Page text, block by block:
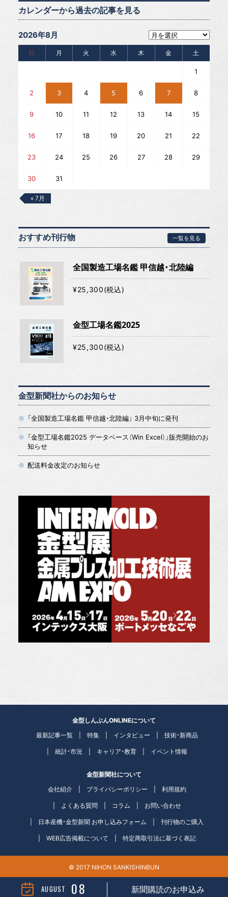
AUGUST 08 新聞購読のお申込み
カレンダーから過去の記事を見る
2026年8月
日 月 火 水 木 金 土
1
2 3 4 5 6 7 8
9 10 11 12 13 14 15
16 17 18 19 20 21 22
23 24 25 26 27 28 29
30 31
« 7月
おすすめ刊行物 一覧を見る
全国製造工場名鑑 甲信越・北陸編
¥25,300(税込)
金型工場名鑑2025
¥25,300(税込)
金型新聞社からのお知らせ
「全国製造工場名鑑 甲信越・北陸編」 3月中旬に発刊
「金型工場名鑑2025 データベース（Win Excel）」販売開始のお
知らせ
配送料金改定のお知らせ
金型しんぶんONLINEについて
最新記事一覧
特集 インタビュー 技術・新商品
統計・市況 キャリア・教育 イベント情報
金型新聞社について
会社紹介
プライバシーポリシー 利用規約
よくある質問 コラム お問い合わせ
日本産機・金型新聞 お申し込みフォーム 刊行物のご購入
WEB広告掲載について 特定商取引法に基づく表記
© 2017 NIHON SANKISHINBUN